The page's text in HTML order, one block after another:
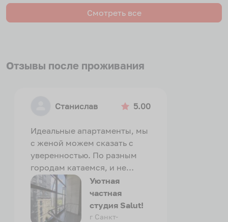
Смотреть все
Отзывы после проживания
Станислав 5.00
Идеальные апартаменты, мы
с женой можем сказать с
уверенностью. По разным
городам катаемся, и не
только в России. Сервис на
отличном уровне. Хозяин
апартаментов доброй души
человек, всегда можно
Уютная
частная
студия Salut!
г Санкт-